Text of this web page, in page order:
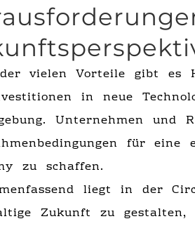
vielen Vorteile gibt es
in neue
Unternehmen und
für eine
zu schaffen.
liegt in der
Zukunft zu